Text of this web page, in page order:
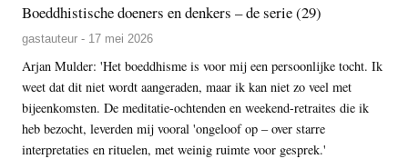
Boeddhistische doeners en denkers – de serie (29)
gastauteur - 17 mei 2026
Arjan Mulder: 'Het boeddhisme is voor mij een persoonlijke tocht. Ik
weet dat dit niet wordt aangeraden, maar ik kan niet zo veel met
bijeenkomsten. De meditatie-ochtenden en weekend-retraites die ik
heb bezocht, leverden mij vooral 'ongeloof op – over starre
interpretaties en rituelen, met weinig ruimte voor gesprek.'